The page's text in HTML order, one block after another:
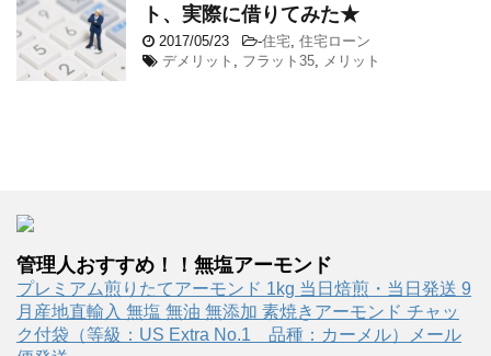
ト、実際に借りてみた★
2017/05/23 -住宅 住宅ローン
デメリット
フラット35 メリット
管理人おすすめ！！無塩アーモンド
プレミアム煎りたてアーモンド 1kg 当日焙煎・当日発送 9
月産地直輸入 無塩 無油 無添加 素焼きアーモンド チャッ
ク付袋（等級：US Extra No.1 品種：カーメル）メール